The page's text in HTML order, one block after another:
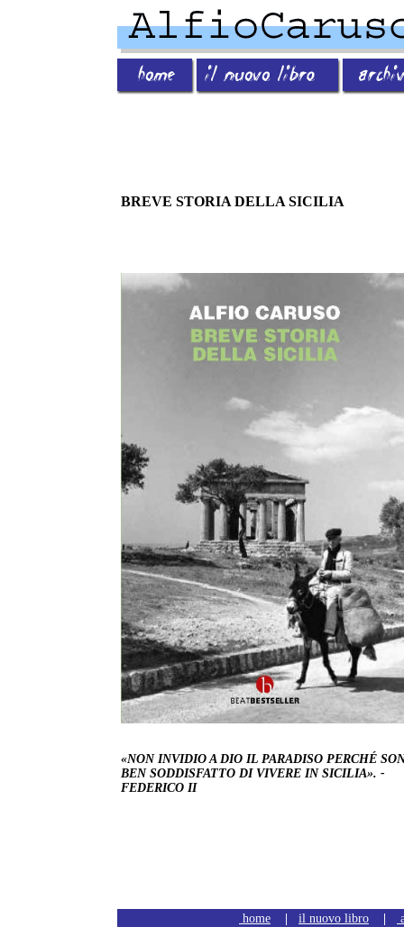
BREVE STORIA DELLA SICILIA
«NON INVIDIO A DIO IL PARADISO PERCHÉ
BEN SODDISFATTO DI VIVERE IN SICILIA». -
FEDERICO II
home il nuovo libro